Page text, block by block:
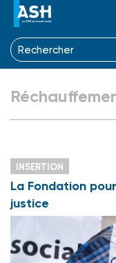
INSERTION
La Fondation
justice